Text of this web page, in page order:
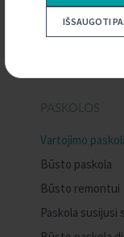
IŠSAUGOTI
Vartojimo
Būsto paskola
Būsto remontui
Paskola